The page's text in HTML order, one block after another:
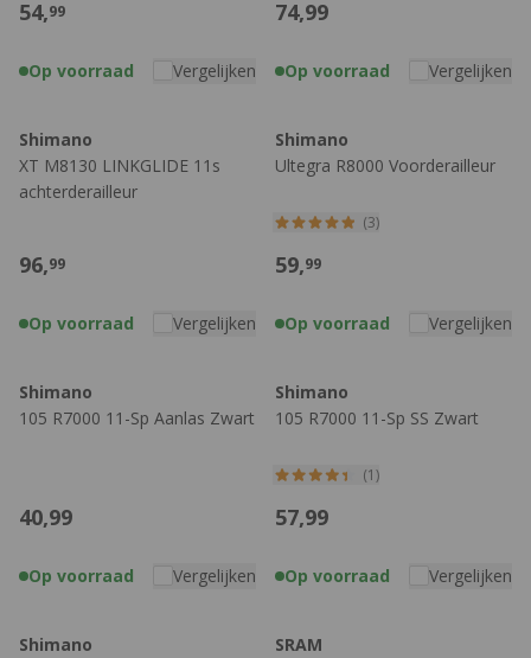
54,99
Op voorraad Vergelijken
74,99
Op voorraad Vergelijken
Shimano
XT M8130 LINKGLIDE 11s
achterderailleur
96,99
Op voorraad Vergelijken
Shimano
Ultegra R8000 Voorderailleur
(3)
59,99
Op voorraad Vergelijken
Shimano
105 R7000 11-Sp Aanlas Zwart
40,99
Op voorraad Vergelijken
Shimano
105 R7000 11-Sp SS Zwart
(1)
57,99
Op voorraad Vergelijken
Shimano
SRAM